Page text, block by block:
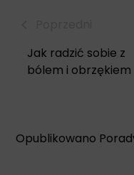
Jak radzić sobie z
bólem i obrzękiem
Opublikowano